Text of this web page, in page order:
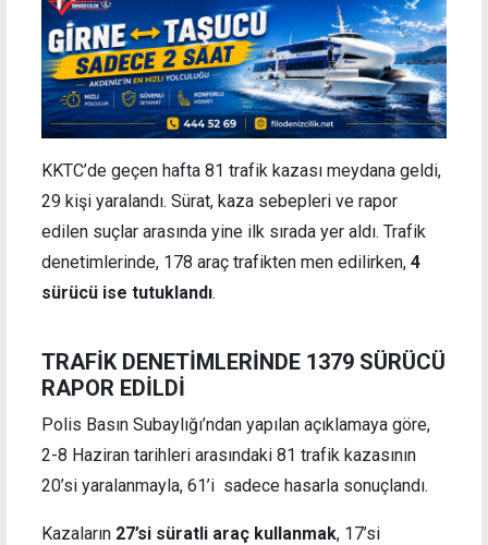
KKTC’de geçen hafta 81 trafik kazası meydana geldi,
29 kişi yaralandı. Sürat, kaza sebepleri ve rapor
edilen suçlar arasında yine ilk sırada yer aldı. Trafik
denetimlerinde, 178 araç trafikten men edilirken, 4
sürücü ise tutuklandı.
TRAFİK DENETİMLERİNDE 1379 SÜRÜCÜ
RAPOR EDİLDİ
Polis Basın Subaylığı’ndan yapılan açıklamaya göre,
2-8 Haziran tarihleri arasındaki 81 trafik kazasının
20’si yaralanmayla, 61’i sadece hasarla sonuçlandı.
Kazaların 27’si süratli araç kullanmak, 17’si